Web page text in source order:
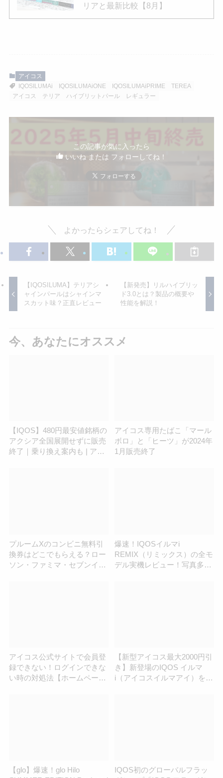
リアと最新比較【8月】
アイコス
IQOSILUMAi
IQOSILUMAiONE IQOSILUMAiPRIME
TEREA
アイコス
テリア ハイブリットパール レギュラー
この記事が気に入ったら
いいね または フォローしてね！
よかったらシェアしてね！
【IQOSILUMA】テリアシ
ャインパールはシャインマ
スカット味？正直レビュー
【新発売】リルハイブリッ
ド3.0とは？製品の概要や
性能を解説！
今、あなたにオススメ
【IQOS】480円最安値銘柄の
アクシア全国展開せずに販売
終了｜乗り換え案内も | アイ
アイコス専用たばこ「マール
ボロ」と「ヒーツ」が2024年
1月販売終了
プルームXのコンビニ無料引
換券はどこでもらえる？ロー
ソン・ファミマ・セブンイレ
爆速！IQOSイルマi
REMIX（リミックス）の全モ
デル実機レビュー！写真多数
アイコス公式サイトで会員登
録できない！ログインできな
い時の対処法【ホームページ
【新型アイコス最大2000円引
き】新登場のIQOS イルマ
i（アイコスイルマアイ）をお
【glo】爆速！glo Hilo
IQOS初のグローバルフラッ